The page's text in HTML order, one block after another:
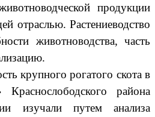
продукции
отраслью. Растениеводство
животноводства, часть
крупного рогатого скота в
района
изучали путем анализа